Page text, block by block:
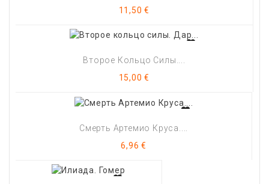
Цена
11,50 €
Второе Кольцо Силы....
Цена
15,00 €
Смерть Артемио Круса....
Цена
6,96 €